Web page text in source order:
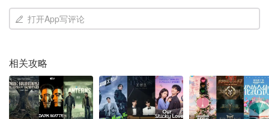
打开App写评论
相关攻略